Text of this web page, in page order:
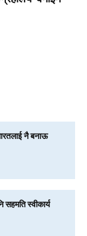
नै बनाऊ
सहमति स्वीकार्य